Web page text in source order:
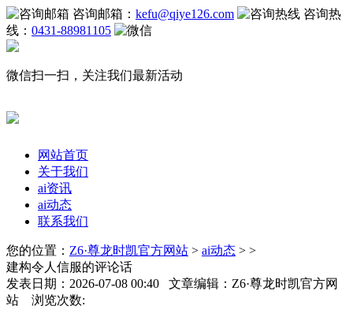
咨询邮箱： kefu@qiye126.com
咨询热
线： 0431-88981105
微信扫一扫，关注我们最新活动
网站首页
关于我们
ai资讯
ai动态
联系我们
您的位置： Z6·尊龙时凯官方网站 > ai动态 > >
建构令人信服的评论话
发表日期：2026-07-08 00:40 文章编辑：Z6·尊龙时凯官方网
站 浏览次数: